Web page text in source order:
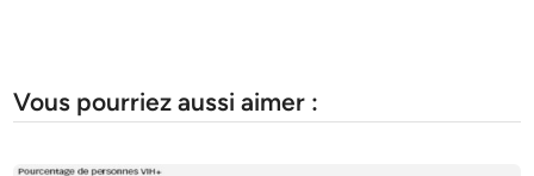
Vous pourriez aussi aimer :